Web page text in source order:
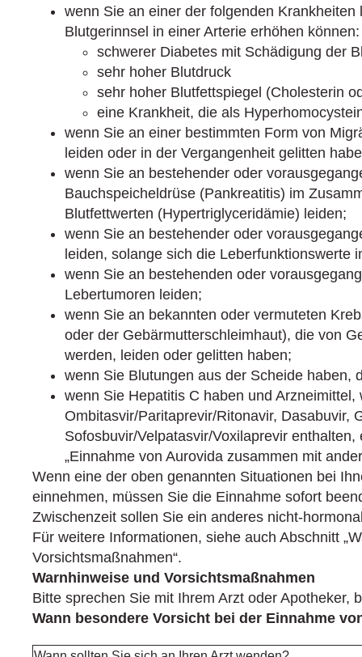
wenn Sie an einer der folgenden
Blutgerinnsel in einer Arterie erhöhen können:
schwerer Diabetes mit Schädigung der
sehr hoher Blutdruck
sehr hoher Blutfettspiegel (Cholesterin
eine Krankheit, die als
wenn Sie an einer bestimmten Form von
leiden oder in der Vergangenheit gelitten
wenn Sie an bestehender oder
Bauchspeicheldrüse (Pankreatitis) im
Blutfettwerten (Hypertriglyceridämie) leiden;
wenn Sie an bestehender oder
leiden, solange sich die Leberfunktionswerte
wenn Sie an bestehenden oder
Lebertumoren leiden;
wenn Sie an bekannten oder vermuteten
oder der Gebärmutterschleimhaut), die von
werden, leiden oder gelitten haben;
wenn Sie Blutungen aus der Scheide haben,
wenn Sie Hepatitis C haben und Arzneimittel,
Ombitasvir/Paritaprevir/Ritonavir, Dasabuvir,
Sofosbuvir/Velpatasvir/Voxilaprevir
„Einnahme von Aurovida zusammen mit
Wenn eine der oben genannten Situationen bei
einnehmen, müssen Sie die Einnahme sofort
Zwischenzeit sollen Sie ein anderes nicht-
Für weitere Informationen, siehe auch Abschnitt
Vorsichtsmaßnahmen“.
Warnhinweise und Vorsichtsmaßnahmen
Bitte sprechen Sie mit Ihrem Arzt oder Apotheker,
Wann besondere Vorsicht bei der Einnahme